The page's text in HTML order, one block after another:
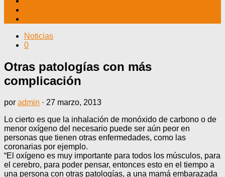
Noticias
0
Otras patologías con más
complicación
por admin · 27 marzo, 2013
Lo cierto es que la inhalación de monóxido de carbono o de
menor oxígeno del necesario puede ser aún peor en
personas que tienen otras enfermedades, como las
coronarias por ejemplo.
“El oxígeno es muy importante para todos los músculos, para
el cerebro, para poder pensar, entonces esto en el tiempo a
una persona con otras patologías, a una mamá embarazada